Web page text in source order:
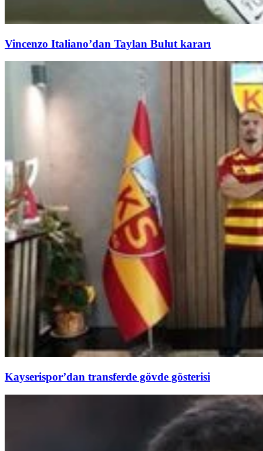
Vincenzo Italiano’dan Taylan Bulut kararı
Kayserispor’dan transferde gövde gösterisi